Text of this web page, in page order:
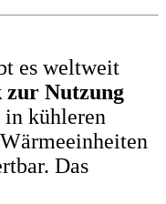
es weltweit
zur Nutzung
in kühleren
Das